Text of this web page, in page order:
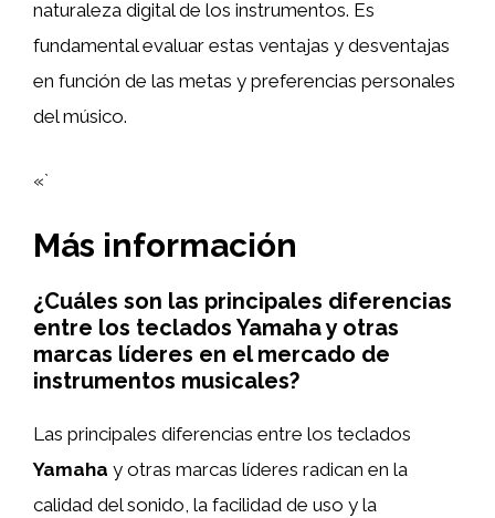
naturaleza digital de los instrumentos. Es
fundamental evaluar estas ventajas y desventajas
en función de las metas y preferencias personales
del músico.
«`
Más información
¿Cuáles son las principales diferencias
entre los teclados Yamaha y otras
marcas líderes en el mercado de
instrumentos musicales?
Las principales diferencias entre los teclados
Yamaha y otras marcas líderes radican en la
calidad del sonido, la facilidad de uso y la